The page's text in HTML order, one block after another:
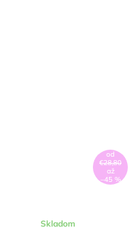
od
€28,80
až
–45 %
Skladom